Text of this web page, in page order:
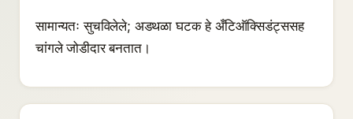
सामान्यतः सुचविलेले; अडथळा घटक हे अँटिऑक्सिडंट्ससह
चांगले जोडीदार बनतात।